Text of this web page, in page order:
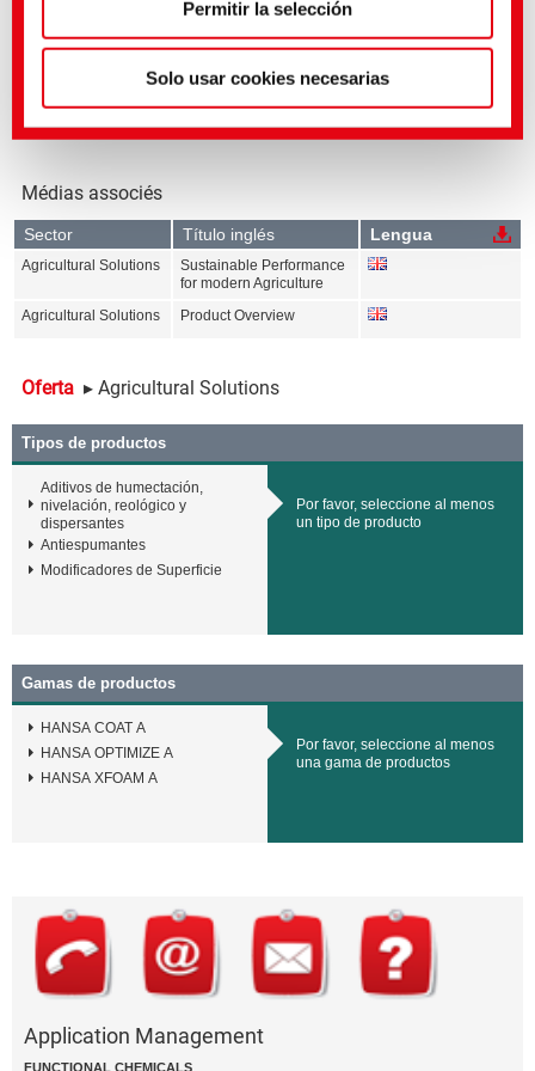
Permitir la selección
Solo usar cookies necesarias
Médias associés
Sector Título inglés Lengua
Agricultural Solutions
Sustainable Performance
for modern Agriculture
Agricultural Solutions
Product Overview
Oferta ▸ Agricultural Solutions
Tipos de productos
Aditivos de humectación,
nivelación, reológico y
dispersantes
Antiespumantes
Modificadores de Superficie
Por favor, seleccione al menos
un tipo de producto
Gamas de productos
HANSA COAT A
HANSA OPTIMIZE A
HANSA XFOAM A
Por favor, seleccione al menos
una gama de productos
Application Management
FUNCTIONAL CHEMICALS